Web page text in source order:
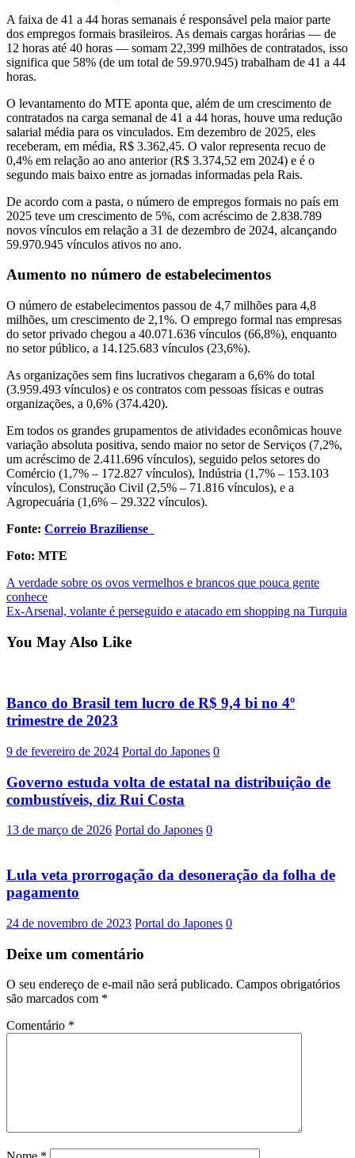
A faixa de 41 a 44 horas semanais é responsável pela maior parte
dos empregos formais brasileiros. As demais cargas horárias — de
12 horas até 40 horas — somam 22,399 milhões de contratados, isso
significa que 58% (de um total de 59.970.945) trabalham de 41 a 44
horas.
O levantamento do MTE aponta que, além de um crescimento de
contratados na carga semanal de 41 a 44 horas, houve uma redução
salarial média para os vinculados. Em dezembro de 2025, eles
receberam, em média, R$ 3.362,45. O valor representa recuo de
0,4% em relação ao ano anterior (R$ 3.374,52 em 2024) e é o
segundo mais baixo entre as jornadas informadas pela Rais.
De acordo com a pasta, o número de empregos formais no país em
2025 teve um crescimento de 5%, com acréscimo de 2.838.789
novos vínculos em relação a 31 de dezembro de 2024, alcançando
59.970.945 vínculos ativos no ano.
Aumento no número de estabelecimentos
O número de estabelecimentos passou de 4,7 milhões para 4,8
milhões, um crescimento de 2,1%. O emprego formal nas empresas
do setor privado chegou a 40.071.636 vínculos (66,8%), enquanto
no setor público, a 14.125.683 vínculos (23,6%).
As organizações sem fins lucrativos chegaram a 6,6% do total
(3.959.493 vínculos) e os contratos com pessoas físicas e outras
organizações, a 0,6% (374.420).
Em todos os grandes grupamentos de atividades econômicas houve
variação absoluta positiva, sendo maior no setor de Serviços (7,2%,
um acréscimo de 2.411.696 vínculos), seguido pelos setores do
Comércio (1,7% – 172.827 vínculos), Indústria (1,7% – 153.103
vínculos), Construção Civil (2,5% – 71.816 vínculos), e a
Agropecuária (1,6% – 29.322 vínculos).
Fonte: Correio Braziliense
Foto: MTE
Post
navigation
A verdade sobre os ovos vermelhos e brancos que pouca gente
conhece
Ex-Arsenal, volante é perseguido e atacado em shopping na Turquia
You May Also Like
Banco do Brasil tem lucro de R$ 9,4 bi no 4º
trimestre de 2023
9 de fevereiro de 2024 Portal do Japones 0
Governo estuda volta de estatal na distribuição de
combustíveis, diz Rui Costa
13 de março de 2026 Portal do Japones 0
Lula veta prorrogação da desoneração da folha de
pagamento
24 de novembro de 2023 Portal do Japones 0
Deixe um comentário
O seu endereço de e-mail não será publicado. Campos obrigatórios
são marcados com *
Comentário *